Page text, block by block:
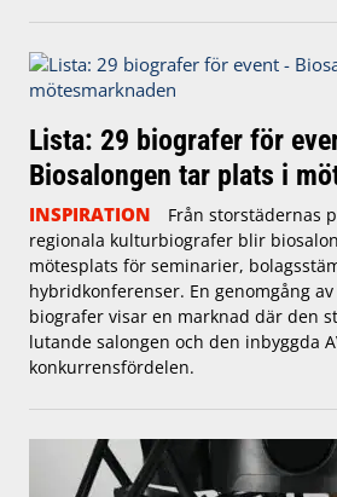
Lista: 29 biografer för
Biosalongen tar plats i
INSPIRATION
Från storstädernas
regionala kulturbiografer blir
mötesplats för seminarier,
hybridkonferenser. En genomgång
biografer visar en marknad där den
lutande salongen och den inbyggda
konkurrensfördelen.